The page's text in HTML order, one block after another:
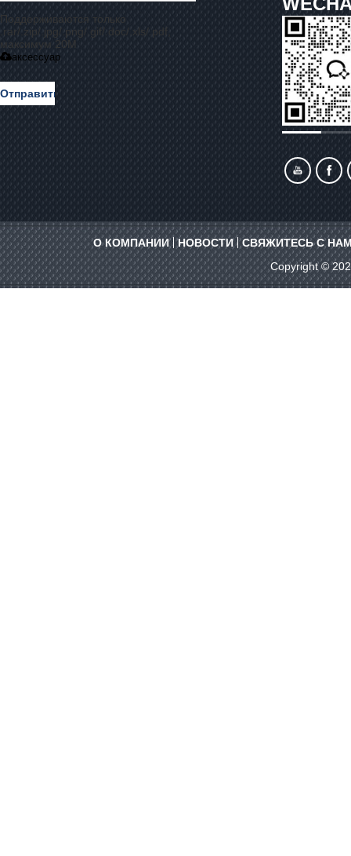
Поддерживаются только
.rar/.zip/.jpg/.png/.gif/.doc/.xls/.pdf,
максимум 20M
аксессуар
Отправить
Сообщение
О КОМПАНИИ НОВОСТИ
СВЯЖИТЕСЬ С
Copyright ©